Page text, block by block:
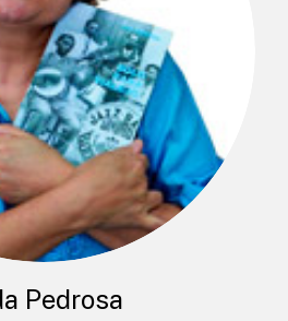
Pedrosa